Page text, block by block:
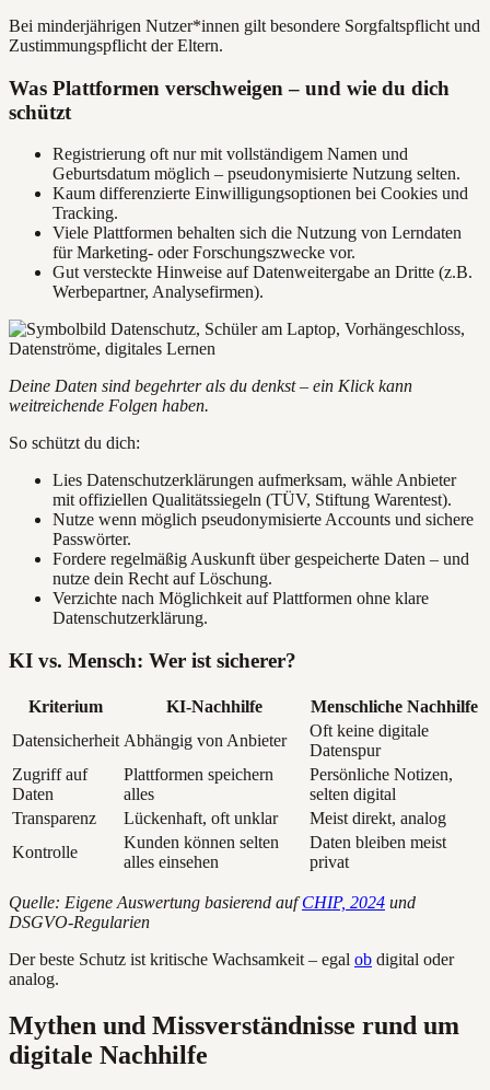
Bei minderjährigen Nutzer*innen gilt besondere Sorgfaltspflicht und
Zustimmungspflicht der Eltern.
Was Plattformen verschweigen – und wie du dich
schützt
Registrierung oft nur mit vollständigem Namen und
Geburtsdatum möglich – pseudonymisierte Nutzung selten.
Kaum differenzierte Einwilligungsoptionen bei Cookies und
Tracking.
Viele Plattformen behalten sich die Nutzung von Lerndaten
für Marketing- oder Forschungszwecke vor.
Gut versteckte Hinweise auf Datenweitergabe an Dritte (z.B.
Werbepartner, Analysefirmen).
Deine Daten sind begehrter als du denkst – ein Klick kann
weitreichende Folgen haben.
So schützt du dich:
Lies Datenschutzerklärungen aufmerksam, wähle Anbieter
mit offiziellen Qualitätssiegeln (TÜV, Stiftung Warentest).
Nutze wenn möglich pseudonymisierte Accounts und sichere
Passwörter.
Fordere regelmäßig Auskunft über gespeicherte Daten – und
nutze dein Recht auf Löschung.
Verzichte nach Möglichkeit auf Plattformen ohne klare
Datenschutzerklärung.
KI vs. Mensch: Wer ist sicherer?
Kriterium KI-Nachhilfe
Menschliche Nachhilfe
Datensicherheit Abhängig von Anbieter
Oft keine digitale
Datenspur
Zugriff auf
Daten
Plattformen speichern
alles
Persönliche Notizen,
selten digital
Transparenz
Lückenhaft, oft unklar
Meist direkt, analog
Kontrolle
Kunden können selten
alles einsehen
Daten bleiben meist
privat
Quelle: Eigene Auswertung basierend aufCHIP, 2024 und
DSGVO-Regularien
Der beste Schutz ist kritische Wachsamkeit – egal ob digital oder
analog.
Mythen und Missverständnisse rund um
digitale Nachhilfe